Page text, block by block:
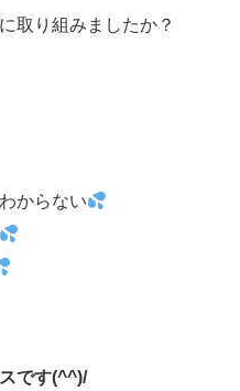
取り組みましたか？
からない
です(^^)/